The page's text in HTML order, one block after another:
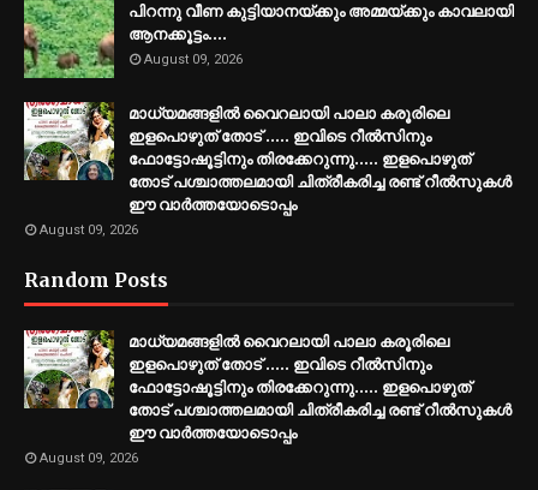
പിറന്നു വീണ കുട്ടിയാനയ്ക്കും അമ്മയ്ക്കും കാവലായി
ആനക്കൂട്ടം....
August 09, 2026
മാധ്യമങ്ങളിൽ വൈറലായി പാലാ കരൂരിലെ
ഇളപൊഴുത് തോട് ..... ഇവിടെ റീൽസിനും
ഫോട്ടോഷൂട്ടിനും തിരക്കേറുന്നു..... ഇളപൊഴുത്
തോട് പശ്ചാത്തലമായി ചിത്രീകരിച്ച രണ്ട് റീൽസുകൾ
ഈ വാർത്തയോടൊപ്പം
August 09, 2026
Random Posts
മാധ്യമങ്ങളിൽ വൈറലായി പാലാ കരൂരിലെ
ഇളപൊഴുത് തോട് ..... ഇവിടെ റീൽസിനും
ഫോട്ടോഷൂട്ടിനും തിരക്കേറുന്നു..... ഇളപൊഴുത്
തോട് പശ്ചാത്തലമായി ചിത്രീകരിച്ച രണ്ട് റീൽസുകൾ
ഈ വാർത്തയോടൊപ്പം
August 09, 2026